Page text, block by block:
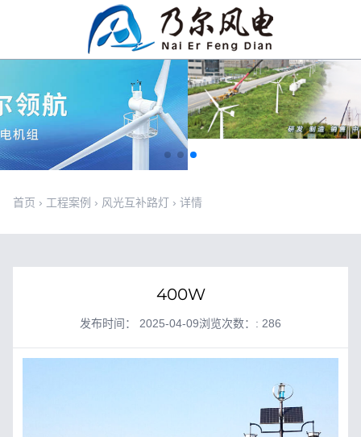
首页 › 工程案例 › 风光互补路灯 › 详情
400W
发布时间： 2025-04-09浏览次数：: 286